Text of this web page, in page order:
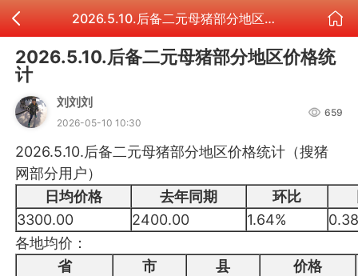
2026.5.10.后备二元母猪部分地区价格统计
2026.5.10.后备二元母猪部分地区价格统
计
刘刘刘
2026-05-10 10:30
659
2026.5.10.后备二元母猪部分地区价格统计（搜猪
网部分用户）
日均价格
去年同期 环比
3300.00
2400.00 1.64%
各地均价：
省
市 县
价格